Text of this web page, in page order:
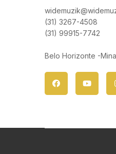
(31) 3267-4508
(31) 99915-7742
Belo Horizonte -